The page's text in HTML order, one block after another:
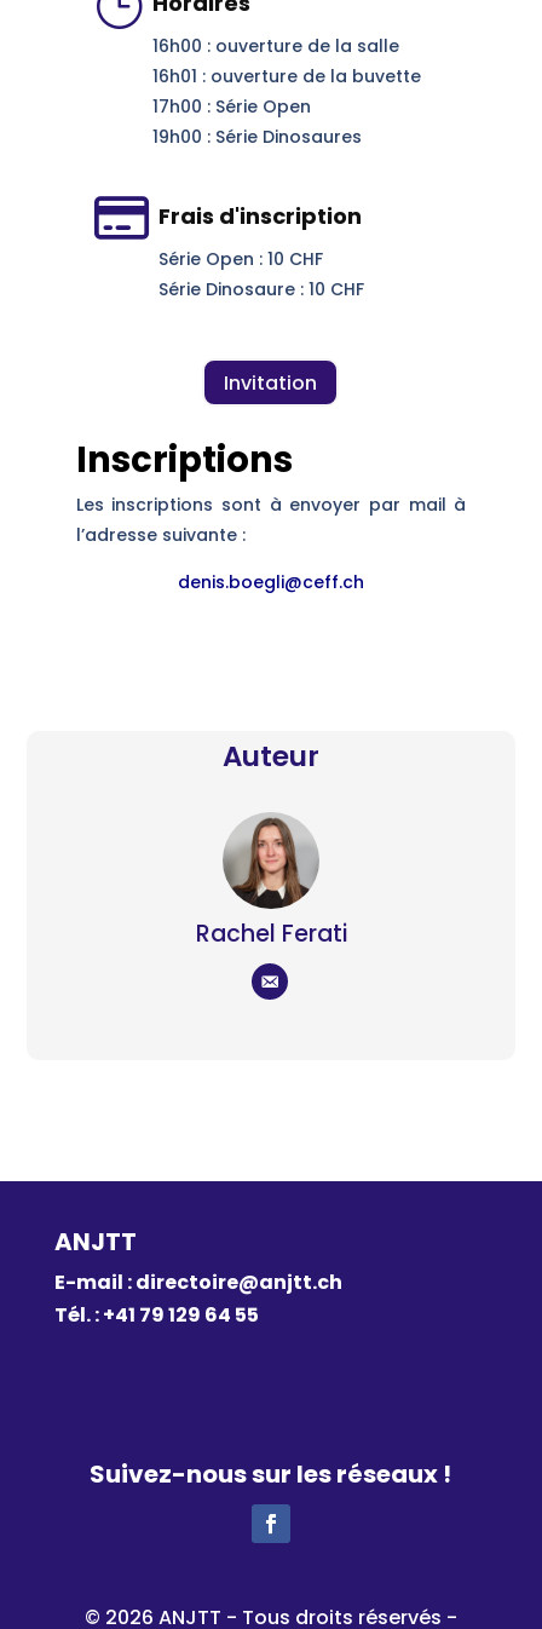
16h00 : ouverture de la salle
16h01 : ouverture de la buvette
17h00 : Série Open
19h00 : Série Dinosaures
 Frais d'inscription
Série Open : 10 CHF
Série Dinosaure : 10 CHF
Invitation
Inscriptions
Les inscriptions sont à envoyer par mail à
l’adresse suivante :
denis.boegli@ceff.ch
Auteur
Rachel Ferati
ANJTT
E-mail :directoire@anjtt.ch
Tél. : +41 79 129 64 55
Suivez-nous sur les réseaux !
© 2026 ANJTT - Tous droits réservés -